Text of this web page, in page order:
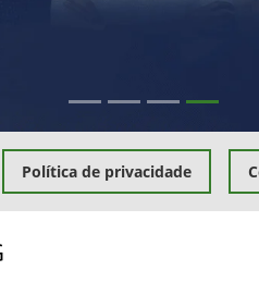
Política de privacidade